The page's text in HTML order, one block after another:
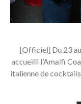
[Officiel] Du 23
accueilli l’Amalfi
italienne de cocktails